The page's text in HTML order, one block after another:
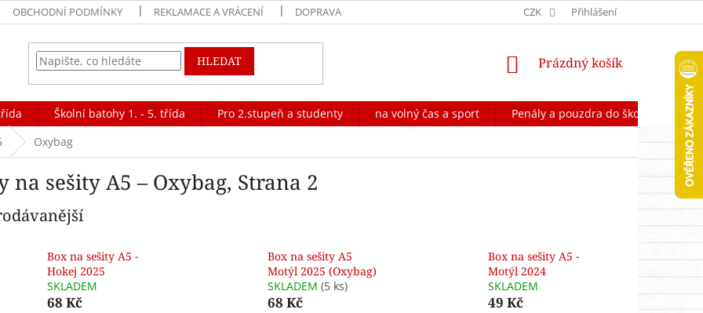
OBCHODNÍ PODMÍNKY REKLAMACE A VRÁCENÍ DOPRAVA FORMULÁŘ NA ODSTOUPENÍ OD
CZK Přihlášení
HLEDAT
NÁKUPNÍ
Prázdný košík
Školní batohy 1. - 5. třída Pro 2.stupeň a studenty na volný čas a sport Penály a pouzdra do školy
Oxybag
na sešity A5 – Oxybag, Strana 2
Box na sešity A5 -
Hokej 2025
SKLADEM
68 Kč
Box na sešity A5
Motýl 2025 (Oxybag)
SKLADEM (5 ks)
68 Kč
Box na sešity A5 -
Motýl 2024
SKLADEM
49 Kč